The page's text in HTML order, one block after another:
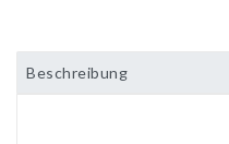
Beschreibung